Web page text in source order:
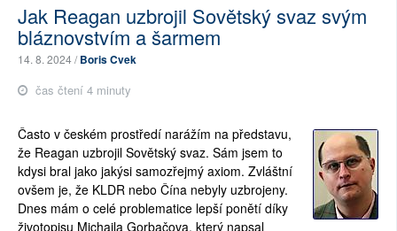
Jak Reagan uzbrojil Sovětský svaz svým
bláznovstvím a šarmem
14. 8. 2024 /Boris Cvek
čas čtení 4 minuty
Často v českém prostředí narážím na představu,
že Reagan uzbrojil Sovětský svaz. Sám jsem to
kdysi bral jako jakýsi samozřejmý axiom. Zvláštní
ovšem je, že KLDR nebo Čína nebyly uzbrojeny.
Dnes mám o celé problematice lepší ponětí díky
životopisu Michaila Gorbačova, který napsal